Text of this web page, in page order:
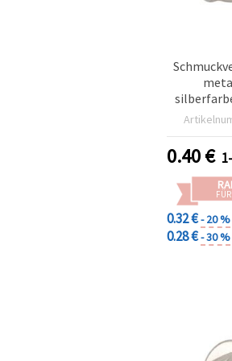
Loch
Packung
0.40€
0.32 €- 20 %
0.28 €- 30 %